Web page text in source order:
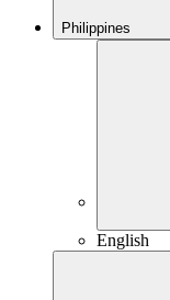
Philippines
English